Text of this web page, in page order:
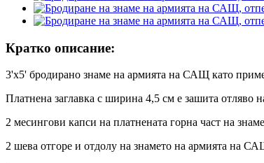
Кратко описание:
3'x5' бродирано знаме на армията на САЩ като
Платнена заглавка с ширина 4,5 см е зашита
2 месингови капси на платнената горна част на
2 шева отгоре и отдолу на знамето на армията на